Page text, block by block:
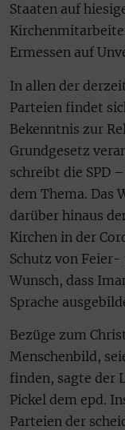
Staaten auf
Ermessen auf
In allen der
Parteien findet
Bekenntnis zur
Grundgesetz
schreibt die SPD
dem Thema. Das
darüber hinaus
Kirchen in der
Schutz von
Wunsch, dass
Sprache
Bezüge zum
Menschenbild,
finden, sagte der
Pickel dem epd.
Parteien der